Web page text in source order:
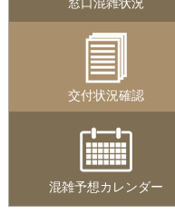
混雑予想カレンダー
交付状況確認
混雑予想カレンダー